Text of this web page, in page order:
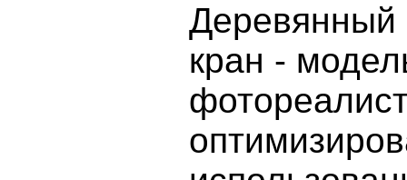
Деревянный
кран -